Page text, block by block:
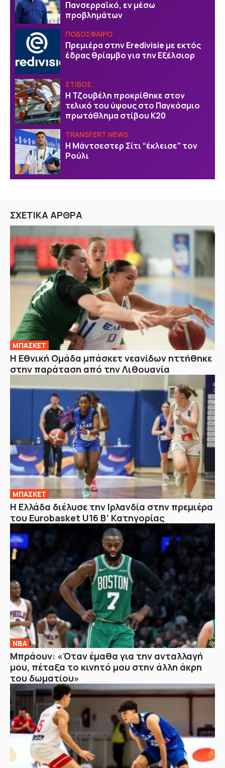
Πανσερραϊκό, εν μέσω
προβλημάτων
ΠΟΔΟΣΦΑΙΡΟ
Πρεμιέρα στην Eredivisie με εκτός
έδρας θρίαμβο για την Εξέλσιορ
ΣΤΙΒΟΣ
Η Τζουβέλη προκρίθηκε στον
τελικό του ύψους στο Παγκόσμιο
πρωτάθλημα στίβου Κ20
TRANSFERT NEWS
Η Μάντσεστερ Σίτι “έκλεισε” τον
Ρούλι
ΣΧΕΤΙΚΑ ΑΡΘΡΑ
ΜΠΑΣΚΕΤ
Η Εθνική Ομάδα μπάσκετ νεανίδων ηττήθηκε
στην παράταση από την Λιθουανία
ΜΠΑΣΚΕΤ
Η Ελλάδα διέλυσε την Ιρλανδία στην πρεμιέρα
του Eurobasket U16 Β’ Κατηγορίας
NBA
Μπράουν: «Όταν έμαθα για την ανταλλαγή
μου, πέταξα το κινητό μου στην άλλη άκρη
του δωματίου»